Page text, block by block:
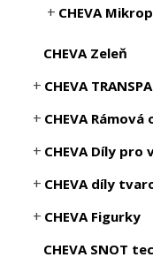
CHEVA
CHEVA Zeleň
CHEVA
CHEVA
CHEVA Díly pro
CHEVA díly
CHEVA Figurky
CHEVA SNOT